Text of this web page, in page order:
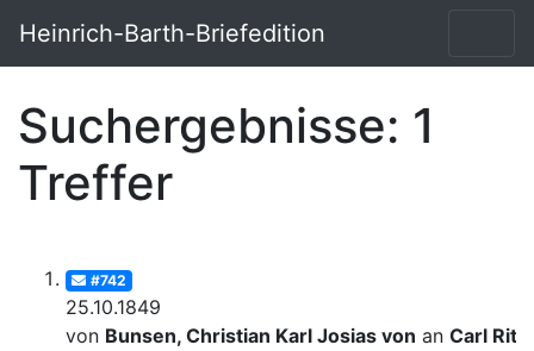
Heinrich-Barth-Briefedition
Suchergebnisse: 1
Treffer
#742
25.10.1849
von Bunsen, Christian Karl Josias von an Carl